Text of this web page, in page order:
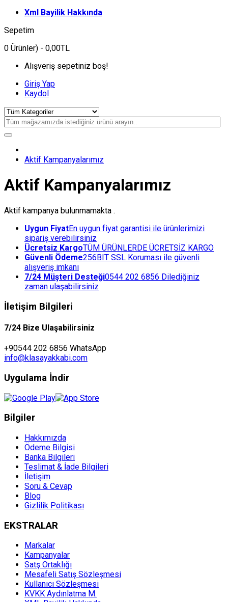
Xml Bayilik Hakkında
Sepetim
0 Ürünler) - 0,00TL
Alışveriş sepetiniz boş!
Giriş Yap
Kaydol
Aktif Kampanyalarımız
Aktif Kampanyalarımız
Aktif kampanya bulunmamakta .
Uygun FiyatEn uygun fiyat garantisi ile ürünlerimizi
sipariş verebilirsiniz
Ücretsiz KargoTÜM ÜRÜNLERDE ÜCRETSİZ KARGO
Güvenli Ödeme256BIT SSL Koruması ile güvenli
alışveriş imkanı
7/24 Müşteri Desteği0544 202 6856 Dilediğiniz
zaman ulaşabilirsiniz
İletişim Bilgileri
7/24 Bize Ulaşabilirsiniz
+90544 202 6856 WhatsApp
info@klasayakkabi.com
Uygulama İndir
Bilgiler
Hakkımızda
Ödeme Bilgisi
Banka Bilgileri
Teslimat & İade Bilgileri
İletişim
Soru & Cevap
Blog
Gizlilik Politikası
EKSTRALAR
Markalar
Kampanyalar
Satş Ortaklığı
Mesafeli Satış Sözleşmesi
Kullanıcı Sözleşmesi
KVKK Aydınlatma M.